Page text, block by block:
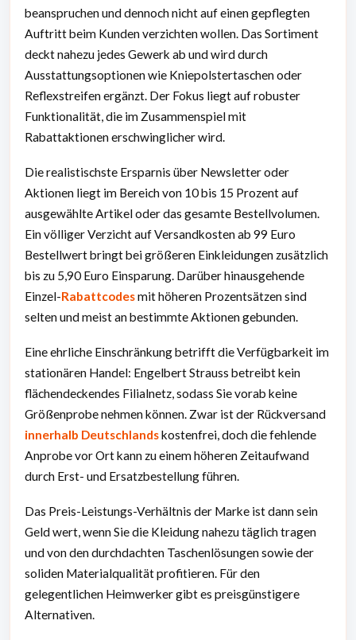
beanspruchen und dennoch nicht auf einen gepflegten
Auftritt beim Kunden verzichten wollen. Das Sortiment
deckt nahezu jedes Gewerk ab und wird durch
Ausstattungsoptionen wie Kniepolstertaschen oder
Reflexstreifen ergänzt. Der Fokus liegt auf robuster
Funktionalität, die im Zusammenspiel mit
Rabattaktionen erschwinglicher wird.
Die realistischste Ersparnis über Newsletter oder
Aktionen liegt im Bereich von 10 bis 15 Prozent auf
ausgewählte Artikel oder das gesamte Bestellvolumen.
Ein völliger Verzicht auf Versandkosten ab 99 Euro
Bestellwert bringt bei größeren Einkleidungen zusätzlich
bis zu 5,90 Euro Einsparung. Darüber hinausgehende
Einzel-Rabattcodesmit höheren Prozentsätzen sind
selten und meist an bestimmte Aktionen gebunden.
Eine ehrliche Einschränkung betrifft die Verfügbarkeit im
stationären Handel: Engelbert Strauss betreibt kein
flächendeckendes Filialnetz, sodass Sie vorab keine
Größenprobe nehmen können. Zwar ist der Rückversand
innerhalb Deutschlandskostenfrei, doch die fehlende
Anprobe vor Ort kann zu einem höheren Zeitaufwand
durch Erst- und Ersatzbestellung führen.
Das Preis-Leistungs-Verhältnis der Marke ist dann sein
Geld wert, wenn Sie die Kleidung nahezu täglich tragen
und von den durchdachten Taschenlösungen sowie der
soliden Materialqualität profitieren. Für den
gelegentlichen Heimwerker gibt es preisgünstigere
Alternativen.